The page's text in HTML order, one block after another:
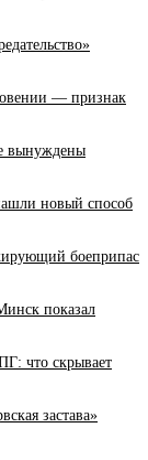
— признак
вынуждены
новый способ
боеприпас
показал
что скрывает
застава»